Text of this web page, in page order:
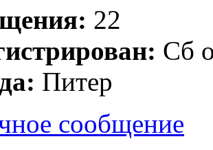
22
Сб
Питер
сообщение